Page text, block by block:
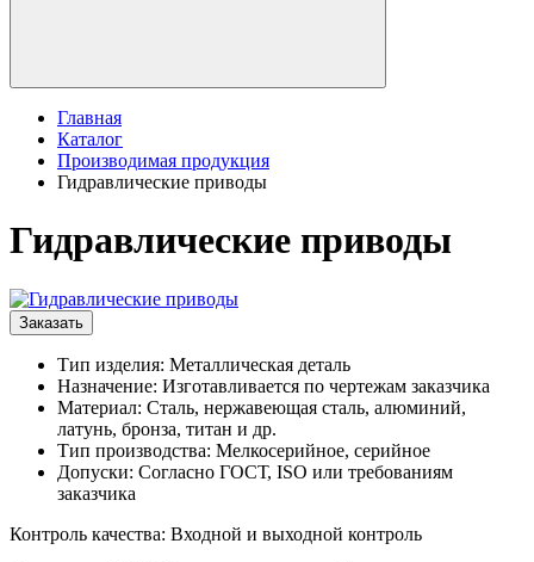
Главная
Каталог
Производимая продукция
Гидравлические приводы
Гидравлические приводы
Заказать
Тип изделия: Металлическая деталь
Назначение: Изготавливается по чертежам заказчика
Материал: Сталь, нержавеющая сталь, алюминий,
латунь, бронза, титан и др.
Тип производства: Мелкосерийное, серийное
Допуски: Согласно ГОСТ, ISO или требованиям
заказчика
Контроль качества: Входной и выходной контроль